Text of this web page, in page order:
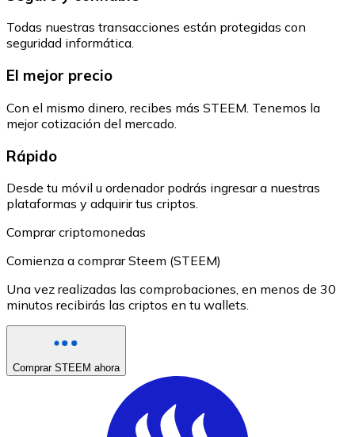
Todas nuestras transacciones están protegidas con
seguridad informática.
El mejor precio
Con el mismo dinero, recibes más STEEM. Tenemos la
mejor cotización del mercado.
Rápido
Desde tu móvil u ordenador podrás ingresar a nuestras
plataformas y adquirir tus criptos.
Comprar criptomonedas
Comienza a comprar Steem (STEEM)
Una vez realizadas las comprobaciones, en menos de 30
minutos recibirás las criptos en tu wallets.
Comprar STEEM ahora